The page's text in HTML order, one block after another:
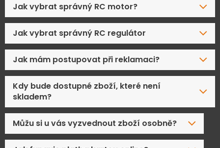
Jak vybrat správný RC motor?
Jak vybrat správný RC regulátor
Jak mám postupovat při reklamaci?
Kdy bude dostupné zboží, které není
skladem?
Můžu si u vás vyzvednout zboží osobně?